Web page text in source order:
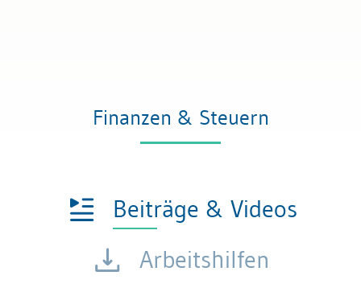
Finanzen & Steuern
Beiträge & Videos
Arbeitshilfen